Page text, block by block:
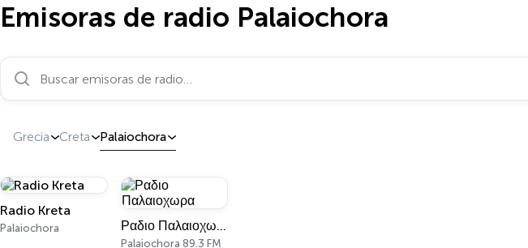
Emisoras de radio Palaiochora
Buscar emisoras de radio…
Grecia Creta Palaiochora
Radio Kreta
Palaiochora Ραδιο Παλαιοχωρα
Palaiochora 89.3 FM